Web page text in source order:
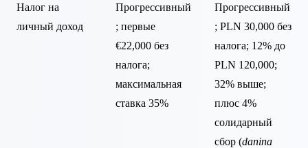
Налог на
личный доход
Прогрессивный
; первые
€22,000 без
налога;
максимальная
ставка 35%
Прогрессивный
; PLN 30,000 без
налога; 12% до
PLN 120,000;
32% выше;
плюс 4%
солидарный
сбор (danina